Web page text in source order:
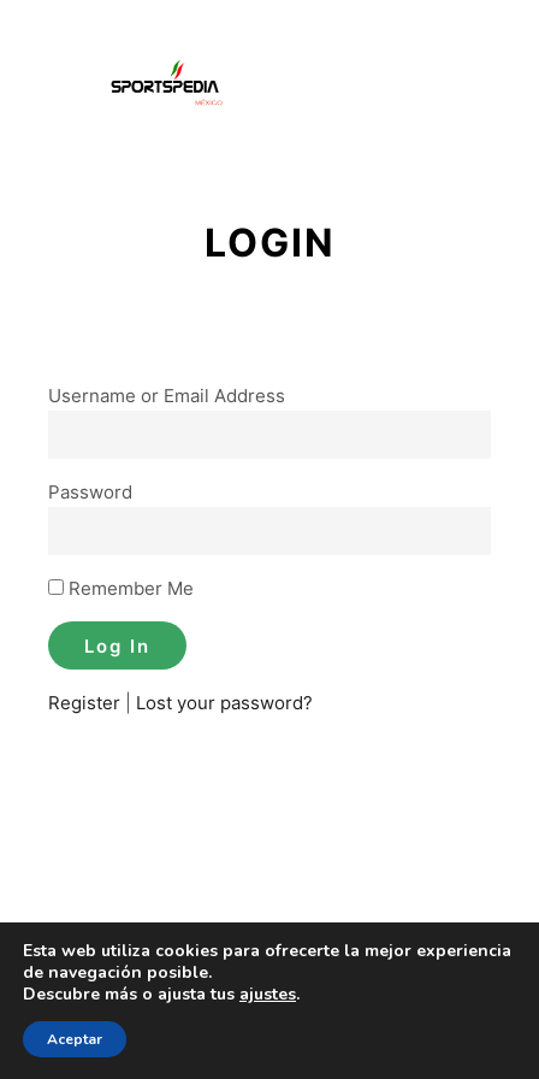
LOGIN
Username or Email Address
Password
Remember Me
Register Lost your password?
Copyright | Sportspedia México 2016-2023
Esta web utiliza cookies para ofrecerte la mejor experiencia
de navegación posible.
Descubre más o ajusta tus ajustes.
Aceptar